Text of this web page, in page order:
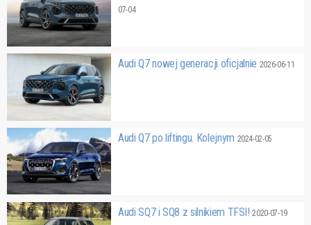
07-04
Audi Q7 nowej generacji oficjalnie 2026-06-11
Audi Q7 po liftingu. Kolejnym 2024-02-05
Audi SQ7 i SQ8 z silnikiem TFSI!2020-07-19